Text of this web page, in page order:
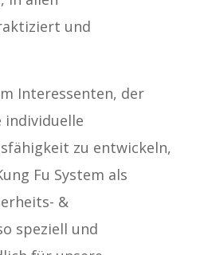
und
Interessenten, der
individuelle
zu entwickeln,
Fu System als
&
speziell und